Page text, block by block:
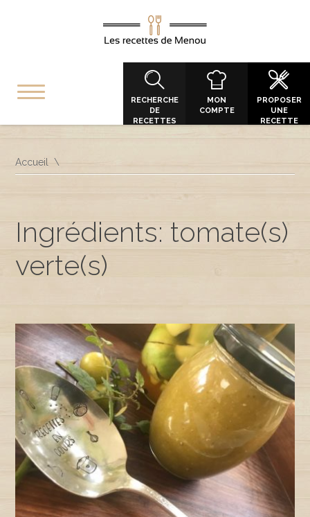
RECHERCHE
DE
RECETTES
MON
COMPTE
PROPOSER
UNE
RECETTE
Accueil
Ingrédients: tomate(s)
verte(s)